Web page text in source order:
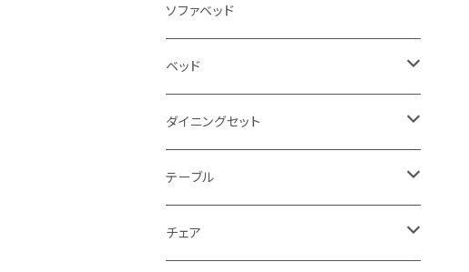
3人掛け
2.5人掛け
2人掛け
1人掛け
カウチソファ
ソファベッド
ベッド
シングルサイズ以下（フレームのみ）
セミダブルサイズ（フレームのみ）
ダブルサイズ（フレームのみ）
ダイニングセット
ダイニング3点セット以下
ダイニング4点セット
テーブル
センターテーブル
チェア